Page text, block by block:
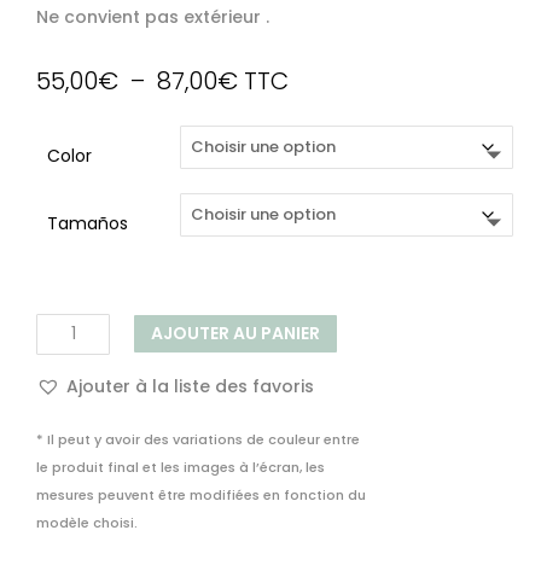
Ne convient pas extérieur .
55,00€ – 87,00€Plage
prix :
55,00€
à
87,00€
TTC
Color
Tamaños
quantité
de
Décoration
Adhésive
Rotin
Naturel
AJOUTER AU PANIER
Ajouter à la liste des favoris
* Il peut y avoir des variations de couleur entre
le produit final et les images à l’écran, les
mesures peuvent être modifiées en fonction du
modèle choisi.